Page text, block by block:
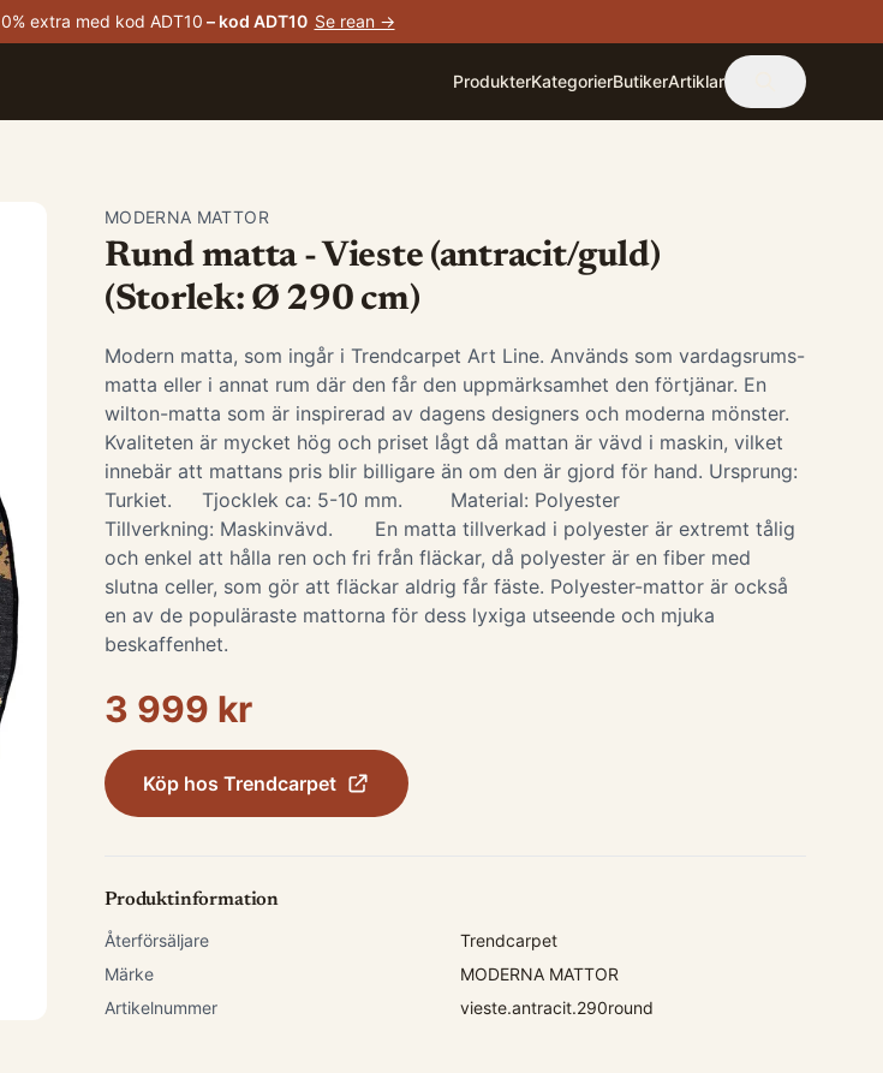
extra med kod ADT10 – kod ADT10 Se rean →
ProdukterKategorierButikerArtiklar
MODERNA MATTOR
Rund matta - Vieste (antracit/guld)
(Storlek: Ø 290 cm)
Modern matta, som ingår i Trendcarpet Art Line. Används som vardagsrums-
matta eller i annat rum där den får den uppmärksamhet den förtjänar. En
wilton-matta som är inspirerad av dagens designers och moderna mönster.
Kvaliteten är mycket hög och priset lågt då mattan är vävd i maskin, vilket
innebär att mattans pris blir billigare än om den är gjord för hand. Ursprung:
Turkiet. Tjocklek ca: 5-10 mm. Material: Polyester
Tillverkning: Maskinvävd. En matta tillverkad i polyester är extremt tålig
och enkel att hålla ren och fri från fläckar, då polyester är en fiber med
slutna celler, som gör att fläckar aldrig får fäste. Polyester-mattor är också
en av de populäraste mattorna för dess lyxiga utseende och mjuka
beskaffenhet.
3 999 kr
Köp hos Trendcarpet
Produktinformation
Återförsäljare
Trendcarpet
Märke
MODERNA MATTOR
Artikelnummer
vieste.antracit.290round